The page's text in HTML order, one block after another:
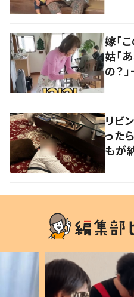
嫁「
姑「
の？
リビ
った
もが